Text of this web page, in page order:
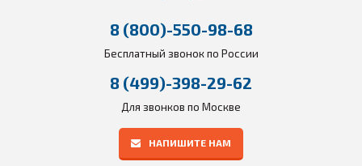
8 (800)-550-98-68
Бесплатный звонок по России
8 (499)-398-29-62
Для звонков по Москве
НАПИШИТЕ НАМ